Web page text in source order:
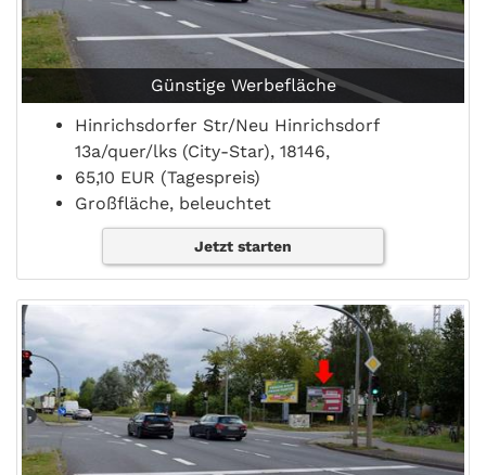
Günstige Werbefläche
Hinrichsdorfer Str/Neu Hinrichsdorf
13a/quer/lks (City-Star), 18146,
65,10 EUR (Tagespreis)
Großfläche, beleuchtet
Jetzt starten